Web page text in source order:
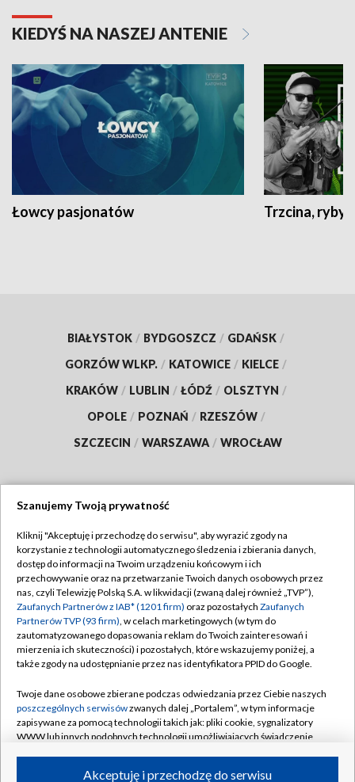
KIEDYŚ NA NASZEJ ANTENIE
Łowcy pasjonatów Trzcina, ryby
BIAŁYSTOK / BYDGOSZCZ / GDAŃSK /
GORZÓW WLKP. / KATOWICE / KIELCE /
KRAKÓW / LUBLIN / ŁÓDŹ / OLSZTYN /
OPOLE / POZNAŃ / RZESZÓW /
SZCZECIN / WARSZAWA / WROCŁAW
TVP
Abonament TVP
Emisja w TVP
Centrum informacji TVP
Naziemna Telewizja Cyfrowa
Rada Programowa
System NOS
Informacje o nadawcy
Regulamin TVP
Polityka prywatności
Moje zgody
Pomoc
Kontakt
Kanały
Szanujemy Twoją prywatność
Kliknij "Akceptuję i przechodzę do serwisu", aby wyrazić zgody na
korzystanie z technologii automatycznego śledzenia i zbierania danych,
dostęp do informacji na Twoim urządzeniu końcowym i ich
przechowywanie oraz na przetwarzanie Twoich danych osobowych przez
nas, czyli Telewizję Polską S.A. w likwidacji (zwaną dalej również „TVP”),
Zaufanych Partnerów z IAB* (1201 firm) oraz pozostałych Zaufanych
Partnerów TVP (93 firm), w celach marketingowych (w tym do
zautomatyzowanego dopasowania reklam do Twoich zainteresowań i
mierzenia ich skuteczności) i pozostałych, które wskazujemy poniżej, a
także zgody na udostępnianie przez nas identyfikatora PPID do Google.
Twoje dane osobowe zbierane podczas odwiedzania przez Ciebie naszych
poszczególnych serwisówzwanych dalej „Portalem”, w tym informacje
zapisywane za pomocą technologii takich jak: pliki cookie, sygnalizatory
WWW lub innych podobnych technologii umożliwiających świadczenie
ruchu w Internecie.Akceptuję i przechodzę do serwisu